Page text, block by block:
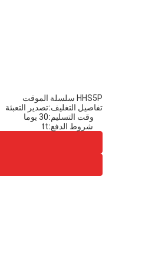
HHS5P سلسلة الموقت
تفاصيل التغليف:تصدير التعبئة
وقت التسليم:30 يوما
شروط الدفع:tt